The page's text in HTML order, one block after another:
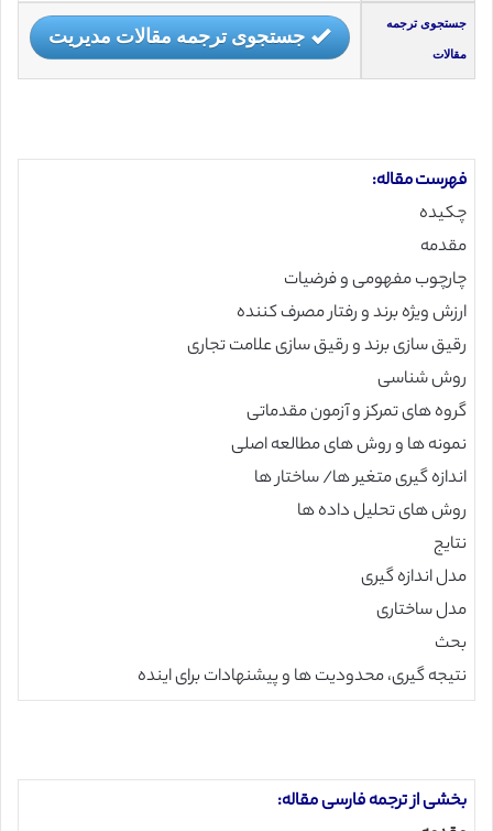
جستجوی ترجمه
مقالات
جستجوی ترجمه مقالات مدیریت
فهرست مقاله:
چکیده
مقدمه
چارچوب مفهومی و فرضیات
ارزش ویژه برند و رفتار مصرف کننده
رقیق سازی برند و رقیق سازی علامت تجاری
روش شناسی
گروه های تمرکز و آزمون مقدماتی
نمونه ها و روش های مطالعه اصلی
اندازه گیری متغیر ها/ ساختار ها
روش های تحلیل داده ها
نتایج
مدل اندازه گیری
مدل ساختاری
بحث
نتیجه گیری، محدودیت ها و پیشنهادات برای اینده
بخشی از ترجمه فارسی مقاله: